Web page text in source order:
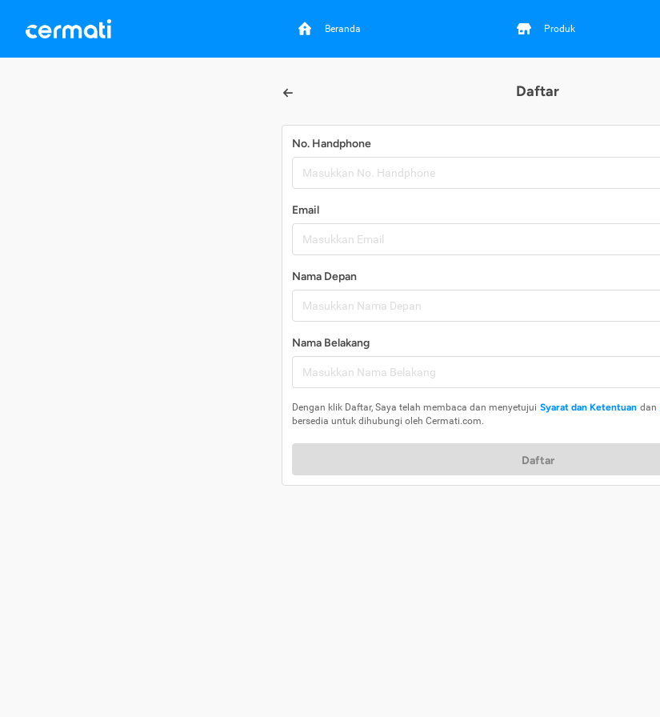
Beranda Produk
Daftar
No. Handphone
Email
Nama Depan
Nama Belakang
Dengan klik Daftar, Saya telah membaca dan menyetujui Syarat dan Ketentuan dan
bersedia untuk dihubungi oleh Cermati.com.
Daftar